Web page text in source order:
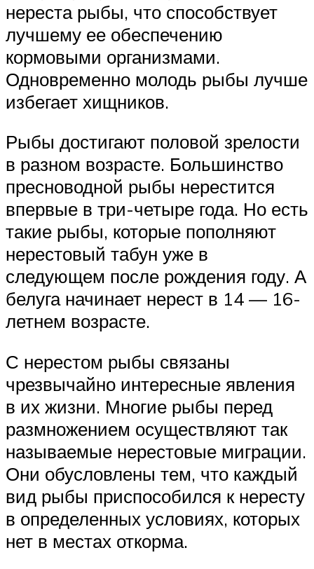
нереста рыбы, что способствует
лучшему ее обеспечению
кормовыми организмами.
Одновременно молодь рыбы лучше
избегает хищников.
Рыбы достигают половой зрелости
в разном возрасте. Большинство
пресноводной рыбы нерестится
впервые в три-четыре года. Но есть
такие рыбы, которые пополняют
нерестовый табун уже в
следующем после рождения году. А
белуга начинает нерест в 14 — 16-
летнем возрасте.
С нерестом рыбы связаны
чрезвычайно интересные явления
в их жизни. Многие рыбы перед
размножением осуществляют так
называемые нерестовые миграции.
Они обусловлены тем, что каждый
вид рыбы приспособился к нересту
в определенных условиях, которых
нет в местах откорма.